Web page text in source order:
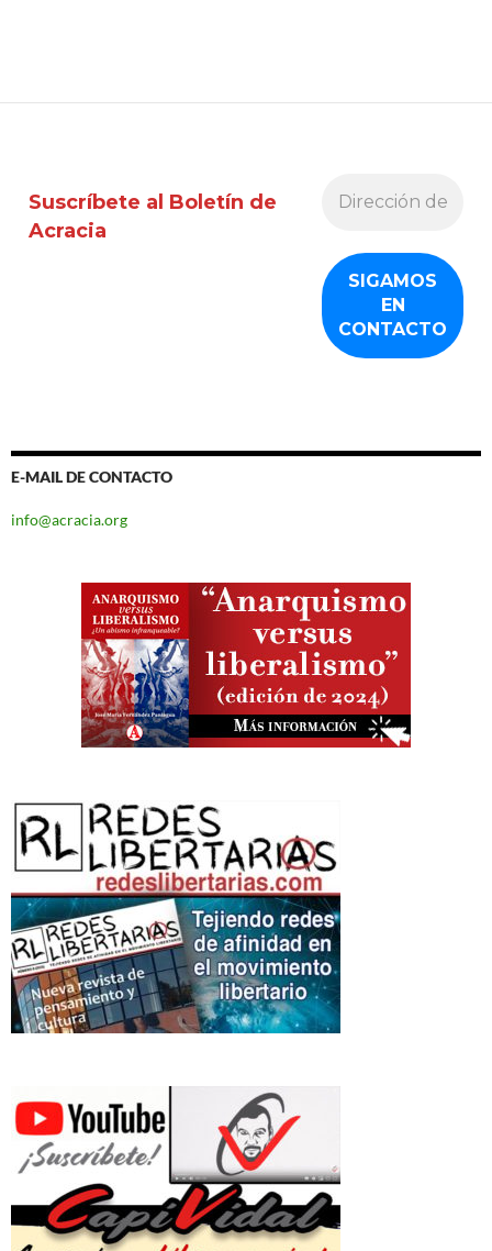
Suscríbete al Boletín de
Acracia
E-MAIL DE CONTACTO
info@acracia.org